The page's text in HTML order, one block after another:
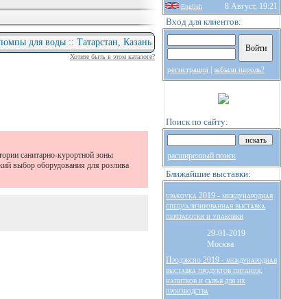
для воды :: Татарстан, Казань
Хотите быть в этом каталоге?
санитарно-курортной зоны
выбор оборудования для розлива
English 8 Август, 19:21
Вход для клиентов:
регистрация забыли пароль?
Поиск по сайту:
расширенный поиск
Ближайшие выставки:
upakovka 2019 - международная
специализированная выставка
переработки и упаковки
29-01-2019
Москва
Продэкспо 2019 - международная
выставка продуктов питания,
напитков и сырья для их
производства